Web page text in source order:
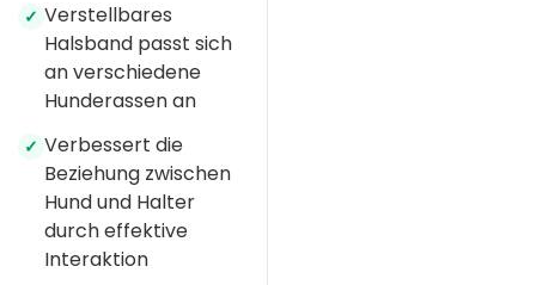
✓ Verstellbares
Halsband passt sich
an verschiedene
Hunderassen an
✓ Verbessert die
Beziehung zwischen
Hund und Halter
durch effektive
Interaktion